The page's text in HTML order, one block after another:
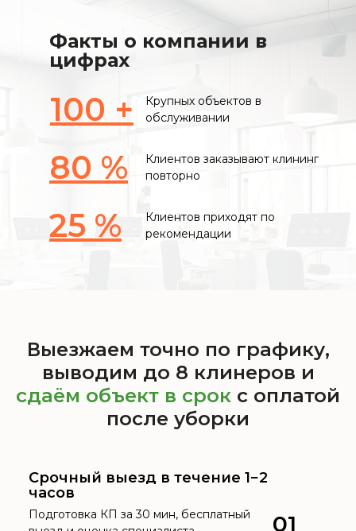
100 +
Крупных объектов в
обслуживании
80 %
Клиентов заказывают клининг
повторно
25 %
Клиентов приходят по
рекомендации
Факты о компании в
цифрах
Выезжаем точно по графику,
выводим до 8 клинеров и
сдаём объект в срок с оплатой
после уборки
Подготовка КП за 30 мин, бесплатный
Срочный выезд в течение 1−2
часов
01